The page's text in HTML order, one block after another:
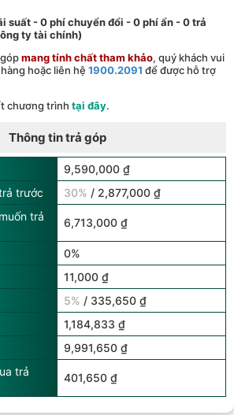
suất - 0 phí chuyển đổi - 0 phí ẩn - 0 trả
ty tài chính)
mang tính chất tham khảo, quý khách vui
hoặc liên hệ 1900.2091 để được hỗ trợ
chương trình tại đây.
Thông tin trả góp
9,590,000 ₫
trước
30% / 2,877,000 ₫
trả
6,713,000 ₫
0%
11,000 ₫
5% / 335,650 ₫
1,184,833 ₫
9,991,650 ₫
trả
401,650 ₫